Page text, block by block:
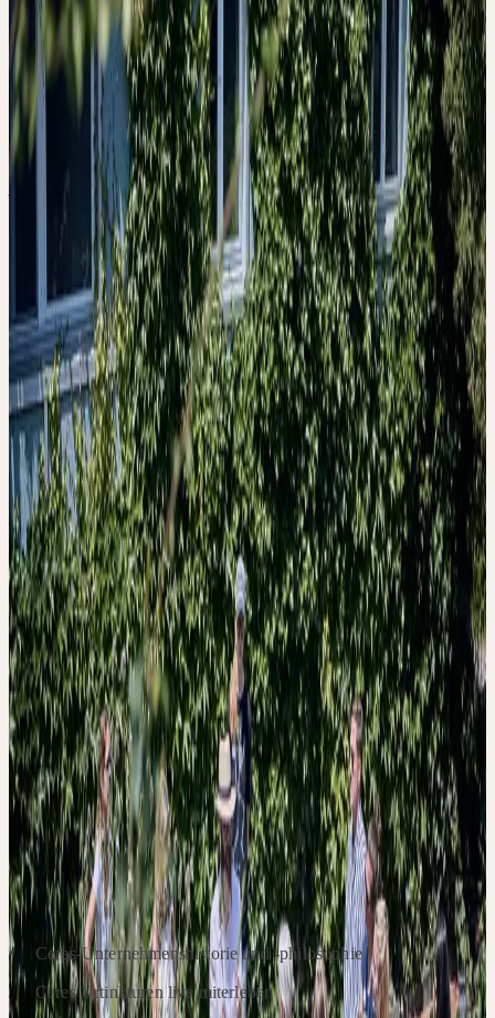
PräsenzEinführung🇨🇭 CHAlle Deutsch
Führung: Ceres
Produktion - Von der
Heilpflanze zur
ganzheitlichen Arznei
Dienstag, 1. September 2026Bachtobelstrasse 6, CH-8593
Kesswil
Dienstag01Sep2026
PräsenzEinführung🇨🇭 CHAlleDeutsch
FÜHRUNG: CERES
PRODUKTION - VON
DER HEILPFLANZE
ZUR
GANZHEITLICHEN
ARZNEI
Werfen Sie bei einem geführten Rundgang einen Blick hinter die
Kulissen von Ceres und erleben Sie aus nächster Nähe, was im
Herstellungsprozess wichtig ist, damit die Urtinkturen einen
optimalen Wirkungsgrad erreichen.
SCHWERPUNKTE
Ceres-Unternehmenshistorie und -philosophie
Ceres Urtinkturen live miterleben